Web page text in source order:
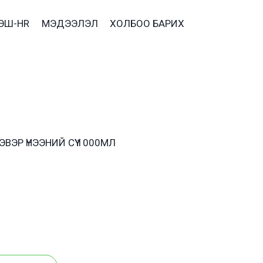
HR МЭДЭЭЛЭЛ ХОЛБОО БАРИХ
ҮНЭЭНИЙ СҮҮ 1000МЛ